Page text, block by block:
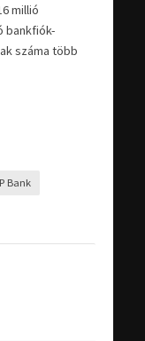
millió
bankfiók-
száma több
Bank